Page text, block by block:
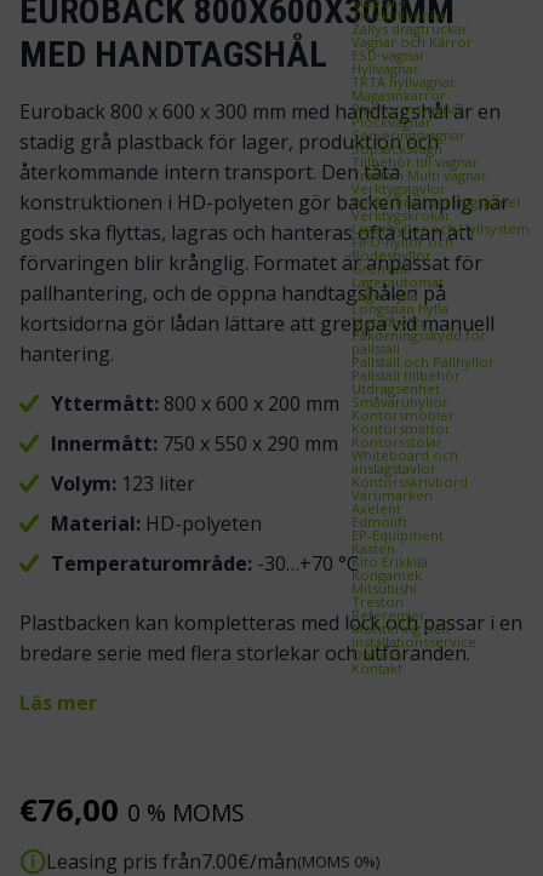
Trucktillbehör
Zallys dragtruckar
Vagnar och Kärror
ESD‑vagnar
Hyllvagnar
TRTA hyllvagnar
Magasinkärror
Plattformsvagnar
Plockvagnar
Serveringsvagnar
Sopsäcksvagn
Tillbehör till vagnar
Treston Multi vagnar
Verktygstavlor
Perforerad verktygspanel
Verktygskrokar
Lagerhyllor och Hyllsystem
FIFO‑hyllor och
flödeshyllor
Grenställ
Lagerautomat
Lagerhylla
Longspan hylla
Metallhyllor
Påkörningsskydd för
pallställ
Pallställ och Pallhyllor
Pallställ tillbehör
Utdragsenhet
Småvaruhyllor
Kontorsmöbler
Kontorsmattor
Kontorsstolar
Whiteboard och
anslagstavlor
Kontorsskrivbord
Varumärken
Axelent
Edmolift
EP-Equipment
Kasten
Kito Erikkilä
Kongamek
Mitsubishi
Treston
Referenser
Montering och
installationsservice
Om oss
Kontakt
EUROBACK 800X600X300MM
MED HANDTAGSHÅL
Euroback 800 x 600 x 300 mm med handtagshål är en
stadig grå plastback för lager, produktion och
återkommande intern transport. Den täta
konstruktionen i HD-polyeten gör backen lämplig när
gods ska flyttas, lagras och hanteras ofta utan att
förvaringen blir krånglig. Formatet är anpassat för
pallhantering, och de öppna handtagshålen på
kortsidorna gör lådan lättare att greppa vid manuell
hantering.
Yttermått:800 x 600 x 200 mm
Innermått:750 x 550 x 290 mm
Volym:123 liter
Material:HD-polyeten
Temperaturområde:-30…+70 °C
Plastbacken kan kompletteras med lock och passar i en
bredare serie med flera storlekar och utföranden.
Läs mer
€76,00 0 % MOMS
Leasing pris från7.00€/mån(MOMS 0%)